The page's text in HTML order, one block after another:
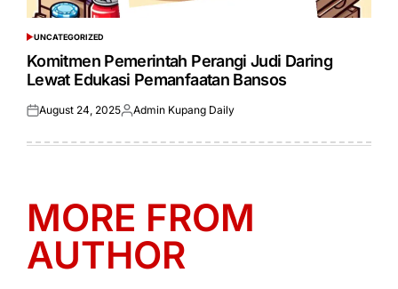
POSTED
IN
UNCATEGORIZED
Komitmen Pemerintah Perangi Judi Daring
Lewat Edukasi Pemanfaatan Bansos
Posted
August 24, 2025Posted
Admin Kupang Daily
MORE FROM
AUTHOR